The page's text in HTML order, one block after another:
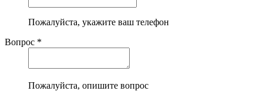
Пожалуйста, укажите ваш телефон
Вопрос *
Пожалуйста, опишите вопрос